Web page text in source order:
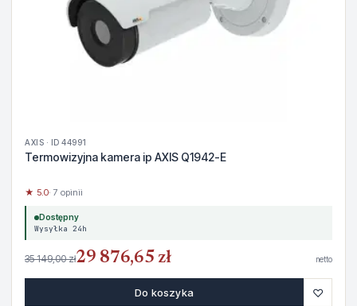
AXIS · ID 44991
Termowizyjna kamera ip AXIS Q1942-E
★ 5.0· 7 opinii
Dostępny
Wysyłka 24h
35 149,00 zł29 876,65 zł netto
Do koszyka ♡